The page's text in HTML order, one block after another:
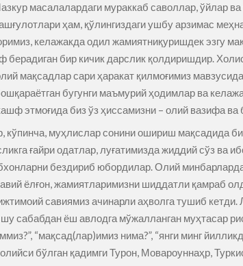
масалалардаги мураккаб саволлар, ўйлар
ҳам, қўлингиздаги ушбу арзимас
келажакда одил жамиятниқуришдек эзгу
бир кичик дарслик қолдиришдир.
мақсадлар сари ҳаракат қилмоғимиз
бугунги маъмурий ҳодимлар ва
этмоғида биз ўз ҳиссамизни – олий вазифа
кўпинча, муҳлислар сонини ошириш мақсадида
ғайри одатлар, луғатимизда жиддий сўз
бездириб юбордилар. Олий
ёлғон, жамиятларимизни шиддатли қамраб
савиямиз ачинарли аҳволга тушиб
сабабдан ёш авлодга мўжалланган муҳтасар
“мақсад(лар)имиз нима?”, “янги минг
бўлган қадимги Турон, Мовароуннаҳр,